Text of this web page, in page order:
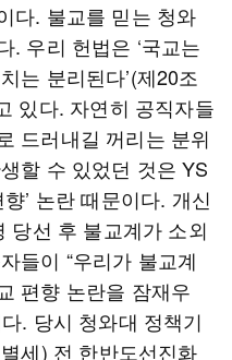
다. 불교를 믿는 청와
. 우리 헌법은 ‘국교는
는 분리된다’(제20조
있다. 자연히 공직자들
드러내길 꺼리는 분위
할 수 있었던 것은 YS
’ 논란 때문이다. 개신
당선 후 불교계가 소외
들이 “우리가 불교계
편향 논란을 잠재우
. 당시 청와대 정책기
세) 전 한반도선진화